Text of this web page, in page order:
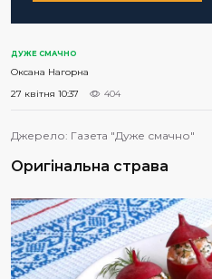
ДУЖЕ СМАЧНО
Оксана Нагорна
27 квітня 10:37
404
Джерело: Газета "Дуже смачно"
Оригінальна страва